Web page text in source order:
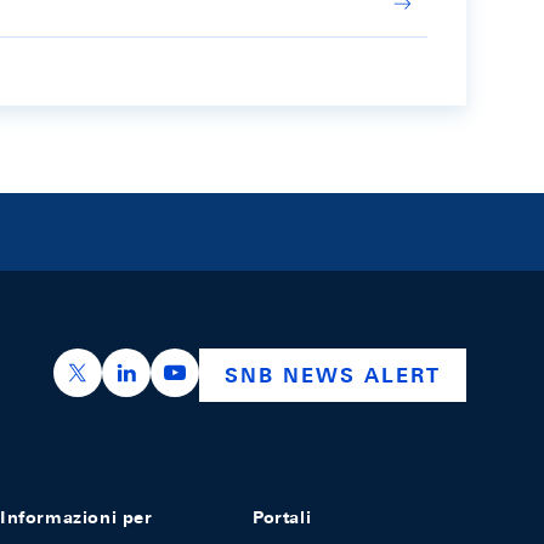
https://x.com/snb_bns
https://ch.linkedin.com/company/swiss-
https://www.youtube.com/
SNB NEWS ALERT
Informazioni per Portali